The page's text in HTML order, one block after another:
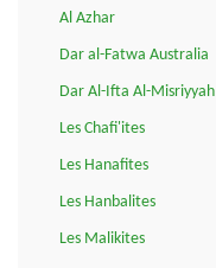
Al Azhar
Dar al-Fatwa Australia
Dar Al-Ifta Al-Misriyyah
Les Chafi'ites
Les Hanafites
Les Hanbalites
Les Malikites